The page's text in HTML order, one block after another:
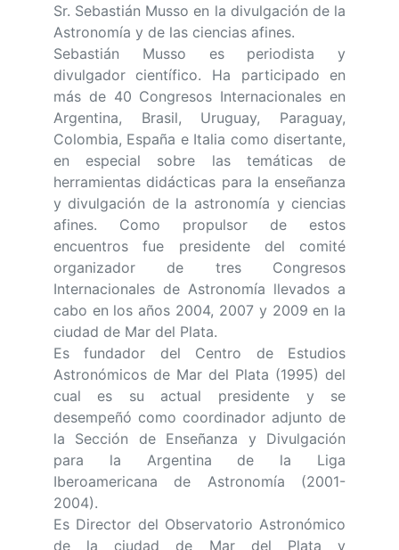
Sr. Sebastián Musso en la divulgación de la
Astronomía y de las ciencias afines.
Sebastián Musso es periodista y
divulgador científico. Ha participado en
más de 40 Congresos Internacionales en
Argentina, Brasil, Uruguay, Paraguay,
Colombia, España e Italia como disertante,
en especial sobre las temáticas de
herramientas didácticas para la enseñanza
y divulgación de la astronomía y ciencias
afines. Como propulsor de estos
encuentros fue presidente del comité
organizador de tres Congresos
Internacionales de Astronomía llevados a
cabo en los años 2004, 2007 y 2009 en la
ciudad de Mar del Plata.
Es fundador del Centro de Estudios
Astronómicos de Mar del Plata (1995) del
cual es su actual presidente y se
desempeñó como coordinador adjunto de
la Sección de Enseñanza y Divulgación
para la Argentina de la Liga
Iberoamericana de Astronomía (2001-
2004).
Es Director del Observatorio Astronómico
de la ciudad de Mar del Plata y